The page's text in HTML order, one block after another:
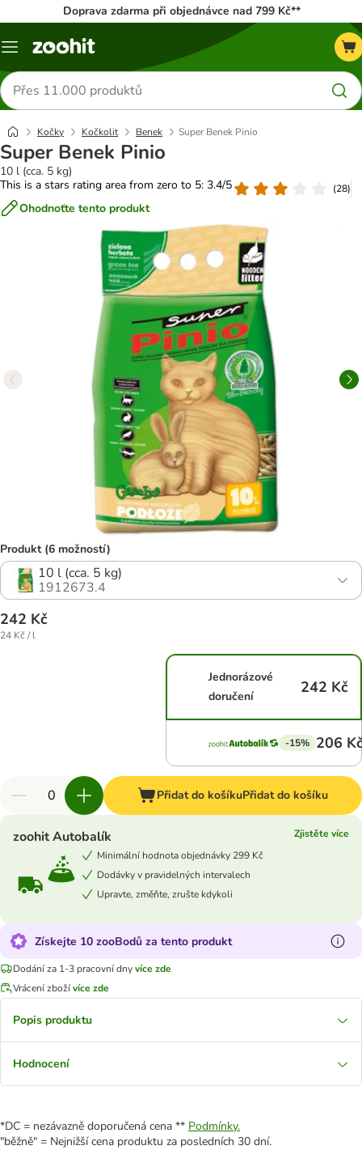
Doprava zdarma při objednávce nad 799 Kč**
Menu
Hledat
produkty
Kočky Kočkolit Benek Super Benek Pinio
Super Benek Pinio
10 l (cca. 5 kg)
This is a stars rating area from zero to 5: 3.4/5
(28)
Ohodnoťte tento produkt
Produkt (6 možností)
10 l (cca. 5 kg)
1912673.4
242 Kč
24 Kč / l
Jednorázové
doručení
242 Kč
-15% 206
Přidat do košíkuPřidat do košíku
zoohit Autobalík
Zjistěte více
Minimální hodnota objednávky 299 Kč
Dodávky v pravidelných intervalech
Upravte, změňte, zrušte kdykoli
Získejte 10 zooBodů za tento produkt
Dodání za 1-3 pracovní dnyvíce zde
Vrácení zbožívíce zde
Popis produktu
Hodnocení
*DC = nezávazně doporučená cena ** Podmínky.
"běžně" = Nejnižší cena produktu za posledních 30 dní.